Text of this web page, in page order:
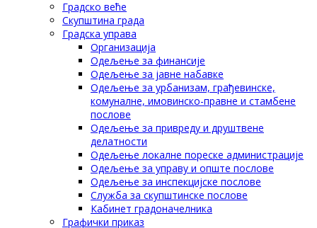
Градско веће
Скупштина града
Градска управа
Организација
Одељење за финансије
Одељење за јавне набавке
Одељење за урбанизам, грађевинске,
комуналне, имовинско-правне и стамбене
послове
Одељење за привреду и друштвене
делатности
Одељење локалне пореске администрације
Одељење за управу и опште послове
Одељење за инспекцијске послове
Служба за скупштинске послове
Кабинет градоначелника
Графички приказ